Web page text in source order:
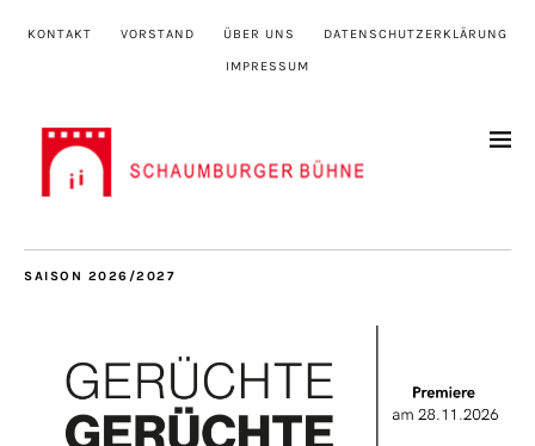
KONTAKT VORSTAND ÜBER UNS DATENSCHUTZERKLÄRUNG
IMPRESSUM
SAISON 2026/2027